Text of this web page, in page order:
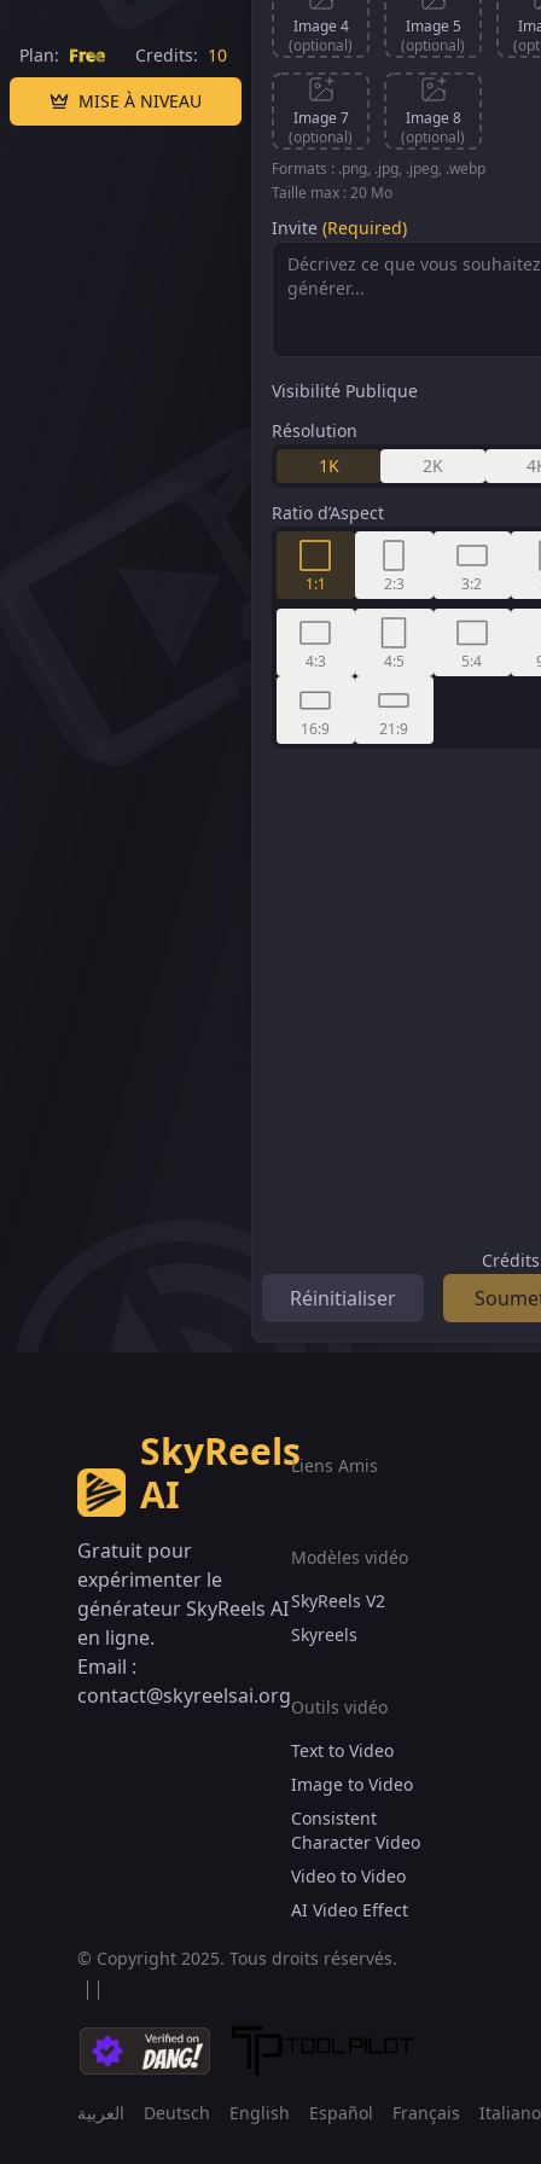
Plan: Free Credits: 10
MISE À NIVEAU
Image 4
(optional)
Image 5
(optional)
Image 7
(optional)
Image 8
(optional)
Formats : .png, .jpg, .jpeg, .webp
Taille max : 20 Mo
Invite (Required)
Visibilité Publique
Résolution
1K
2K
Ratio d’Aspect
1:1 2:3 3:2
4:3 4:5 5:4
16:9 21:9
Réinitialiser
Crédits
SkyReels
AI
Gratuit pour
expérimenter le
générateur SkyReels AI
en ligne.
Email :
contact@skyreelsai.org
Liens Amis
Modèles vidéo
SkyReels V2
Skyreels
Outils vidéo
Text to Video
Image to Video
Consistent
Character Video
Video to Video
AI Video Effect
© Copyright 2025. Tous droits réservés.
العربية Deutsch English Español Français Italiano